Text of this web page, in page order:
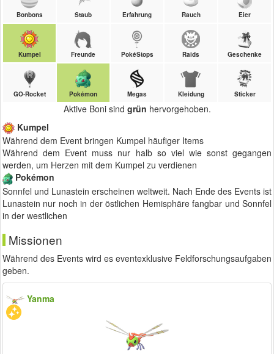
Bonbons Staub Erfahrung Rauch Eier
Kumpel Freunde PokéStops Raids Geschenke
GO-Rocket Pokémon Megas Kleidung Sticker
Aktive Boni sind grün hervorgehoben.
Kumpel
Während dem Event bringen Kumpel häufiger Items
Während dem Event muss nur halb so viel wie sonst gegangen
werden, um Herzen mit dem Kumpel zu verdienen
Pokémon
Sonnfel und Lunastein erscheinen weltweit. Nach Ende des Events ist
Lunastein nur noch in der östlichen Hemisphäre fangbar und Sonnfel
in der westlichen
Missionen
Während des Events wird es eventexklusive Feldforschungsaufgaben
geben.
Yanma